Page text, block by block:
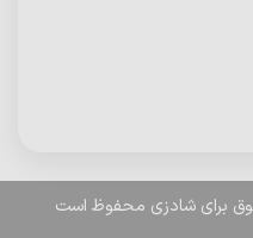
برای شادزی محفوظ است